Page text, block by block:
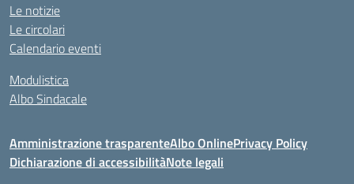
Le notizie
Le circolari
Calendario eventi
Modulistica
Albo Sindacale
Amministrazione trasparenteAlbo OnlinePrivacy Policy
Dichiarazione di accessibilitàNote legali